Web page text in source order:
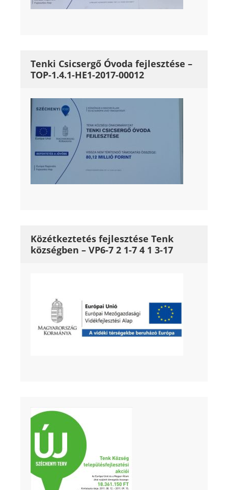
Tenki Csicsergő Óvoda fejlesztése –
TOP-1.4.1-HE1-2017-00012
Közétkeztetés fejlesztése Tenk
községben – VP6-7 2 1-7 4 1 3-17